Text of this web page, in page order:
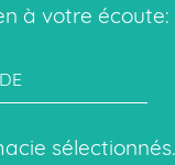
à votre écoute:
sélectionnés.